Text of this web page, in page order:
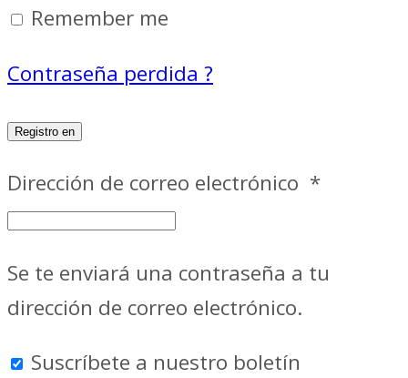
Remember me
Contraseña perdida ?
Registro en
Dirección de correo electrónico *
Se te enviará una contraseña a tu
dirección de correo electrónico.
Suscríbete a nuestro boletín